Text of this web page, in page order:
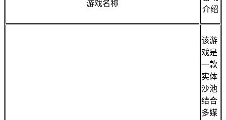
游戏名称
介绍
该游
戏是
一款
实体
沙池
结合
多媒